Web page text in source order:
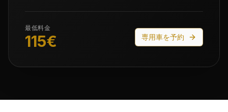
最低料金
115€ 専用車を予約